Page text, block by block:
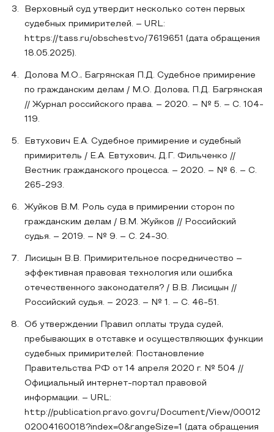
Верховный суд утвердит несколько сотен первых
судебных примирителей. – URL:
https://tass.ru/obschestvo/7619651 (дата обращения
18.05.2025).
Долова М.О., Багрянская П.Д. Судебное примирение
по гражданским делам / М.О. Долова, П.Д. Багрянская
// Журнал российского права. – 2020. – № 5. – С. 104-
119.
Евтухович Е.А. Судебное примирение и судебный
примиритель / Е.А. Евтухович, Д.Г. Фильченко //
Вестник гражданского процесса. – 2020. – № 6. – С.
265-293.
Жуйков В.М. Роль суда в примирении сторон по
гражданским делам / В.М. Жуйков // Российский
судья. – 2019. – № 9. – С. 24-30.
Лисицын В.В. Примирительное посредничество –
эффективная правовая технология или ошибка
отечественного законодателя? / В.В. Лисицын //
Российский судья. – 2023. – № 1. – С. 46-51.
Об утверждении Правил оплаты труда судей,
пребывающих в отставке и осуществляющих функции
судебных примирителей: Постановление
Правительства РФ от 14 апреля 2020 г. № 504 //
Официальный интернет-портал правовой
информации. – URL:
http://publication.pravo.gov.ru/Document/View/00012
02004160018?index=0&rangeSize=1 (дата обращения